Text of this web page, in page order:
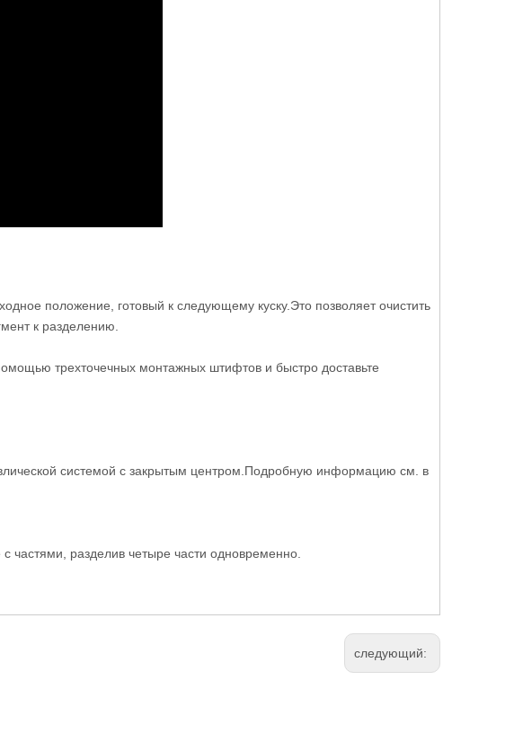
положение, готовый к следующему куску.Это позволяет очистить
к разделению.
трехточечных монтажных штифтов и быстро доставьте
системой с закрытым центром.Подробную информацию см. в
частями, разделив четыре части одновременно.
следующий: